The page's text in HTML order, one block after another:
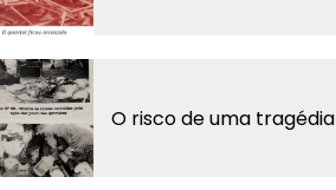
O risco de uma tragédia